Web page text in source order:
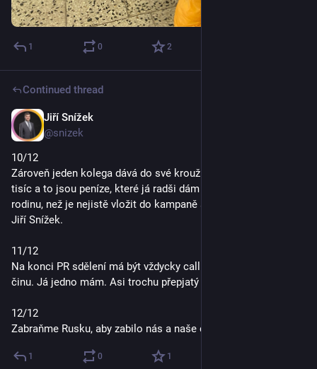
1 0 2
Continued thread
Jiří Snížek
@snizek
10/12
Zároveň jeden kolega dává do své kroužkovací kampaně 650
tisíc a to jsou peníze, které já radši dám do splátek baráku pro
rodinu, než je nejistě vložit do kampaně s cílem posílit značku
Jiří Snížek.
11/12
Na konci PR sdělení má být vždycky call to action, tj. výzva k
činu. Já jedno mám. Asi trochu přepjatý ale upřímný.
12/12
Zabraňme Rusku, aby zabilo nás a naše děti. Demokracii zdar.
1 0 1